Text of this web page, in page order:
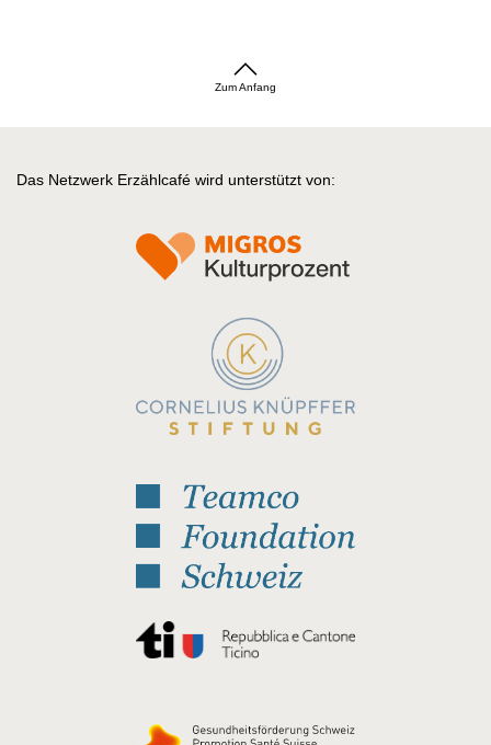
Zum Anfang
Das Netzwerk Erzählcafé wird unterstützt von: